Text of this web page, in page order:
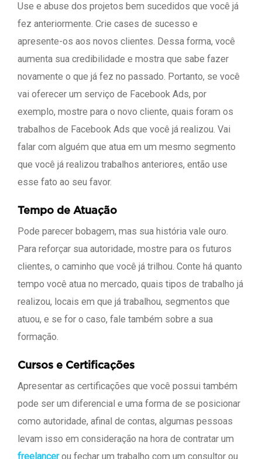
Use e abuse dos projetos bem sucedidos que você já
fez anteriormente. Crie cases de sucesso e
apresente-os aos novos clientes. Dessa forma, você
aumenta sua credibilidade e mostra que sabe fazer
novamente o que já fez no passado. Portanto, se você
vai oferecer um serviço de Facebook Ads, por
exemplo, mostre para o novo cliente, quais foram os
trabalhos de Facebook Ads que você já realizou. Vai
falar com alguém que atua em um mesmo segmento
que você já realizou trabalhos anteriores, então use
esse fato ao seu favor.
Tempo de Atuação
Pode parecer bobagem, mas sua história vale ouro.
Para reforçar sua autoridade, mostre para os futuros
clientes, o caminho que você já trilhou. Conte há quanto
tempo você atua no mercado, quais tipos de trabalho já
realizou, locais em que já trabalhou, segmentos que
atuou, e se for o caso, fale também sobre a sua
formação.
Cursos e Certificações
Apresentar as certificações que você possui também
pode ser um diferencial e uma forma de se posicionar
como autoridade, afinal de contas, algumas pessoas
levam isso em consideração na hora de contratar um
freelancerou fechar um trabalho com um consultor ou